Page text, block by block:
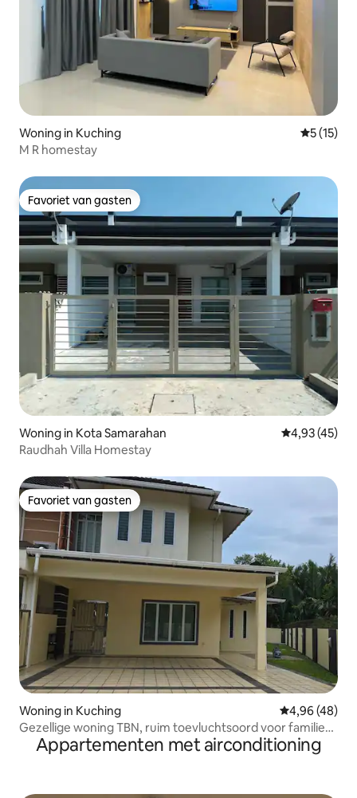
Woning in Kuching
5 (15)
M R homestay
Favoriet van gasten
Favoriet van gasten
Woning in Kota Samarahan Gemiddelde
4,93 (45)
Raudhah Villa Homestay
Favoriet van gasten
Favoriet van gasten
Woning in Kuching Gemiddelde
4,96 (48)
Gezellige woning TBN, ruim toevluchtsoord voor families
en groepen
Appartementen met airconditioning